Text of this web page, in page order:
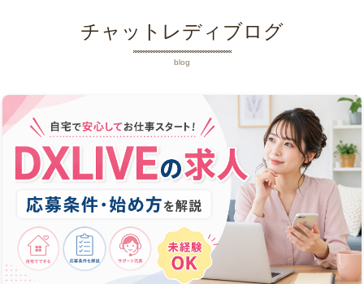
チャットレディブログ
blog